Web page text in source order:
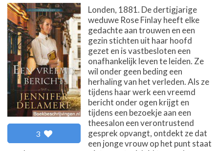
3
Londen, 1881. De dertigjarige
weduwe Rose Finlay heeft elke
gedachte aan trouwen en een
gezin stichten uit haar hoofd
gezet en is vastbesloten een
onafhankelijk leven te leiden. Ze
wil onder geen beding een
herhaling van het verleden. Als ze
tijdens haar werk een vreemd
bericht onder ogen krijgt en
tijdens een bezoekje aan een
theesalon een verontrustend
gesprek opvangt, ontdekt ze dat
een jonge vrouw op het punt staat